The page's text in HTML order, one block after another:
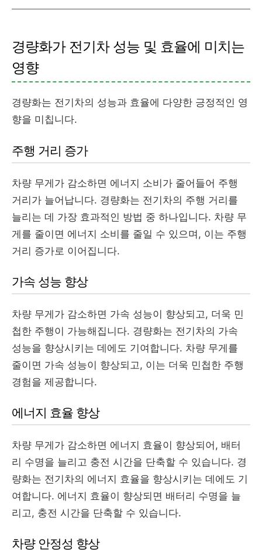
경량화가 전기차 성능 및 효율에 미치는
영향
경량화는 전기차의 성능과 효율에 다양한 긍정적인 영
향을 미칩니다.
주행 거리 증가
차량 무게가 감소하면 에너지 소비가 줄어들어 주행
거리가 늘어납니다. 경량화는 전기차의 주행 거리를
늘리는 데 가장 효과적인 방법 중 하나입니다. 차량 무
게를 줄이면 에너지 소비를 줄일 수 있으며, 이는 주행
거리 증가로 이어집니다.
가속 성능 향상
차량 무게가 감소하면 가속 성능이 향상되고, 더욱 민
첩한 주행이 가능해집니다. 경량화는 전기차의 가속
성능을 향상시키는 데에도 기여합니다. 차량 무게를
줄이면 가속 성능이 향상되고, 이는 더욱 민첩한 주행
경험을 제공합니다.
에너지 효율 향상
차량 무게가 감소하면 에너지 효율이 향상되어, 배터
리 수명을 늘리고 충전 시간을 단축할 수 있습니다. 경
량화는 전기차의 에너지 효율을 향상시키는 데에도 기
여합니다. 에너지 효율이 향상되면 배터리 수명을 늘
리고, 충전 시간을 단축할 수 있습니다.
차량 안정성 향상